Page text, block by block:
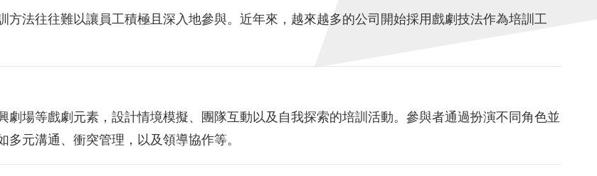
法往往難以讓員工積極且深入地參與。近年來，越來越多的公司開始採用戲劇技法作為培訓工
場等戲劇元素，設計情境模擬、團隊互動以及自我探索的培訓活動。參與者通過扮演不同角色並
元溝通、衝突管理，以及領導協作等。